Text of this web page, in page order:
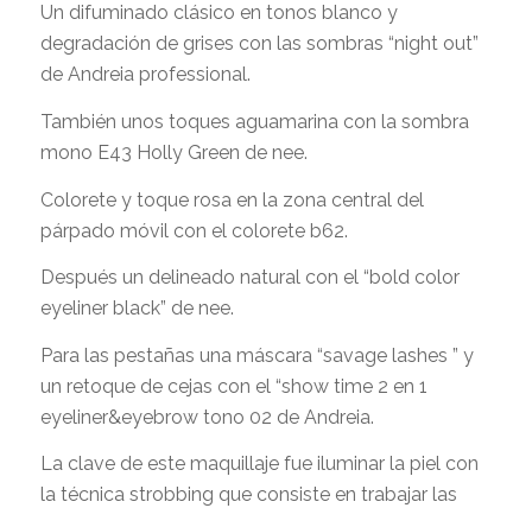
Un difuminado clásico en tonos blanco y
degradación de grises con las sombras “night out”
de Andreia professional.
También unos toques aguamarina con la sombra
mono E43 Holly Green de nee.
Colorete y toque rosa en la zona central del
párpado móvil con el colorete b62.
Después un delineado natural con el “bold color
eyeliner black” de nee.
Para las pestañas una máscara “savage lashes ” y
un retoque de cejas con el “show time 2 en 1
eyeliner&eyebrow tono 02 de Andreia.
La clave de este maquillaje fue iluminar la piel con
la técnica strobbing que consiste en trabajar las